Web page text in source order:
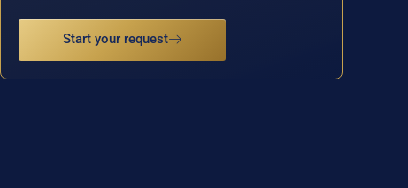
Start your request